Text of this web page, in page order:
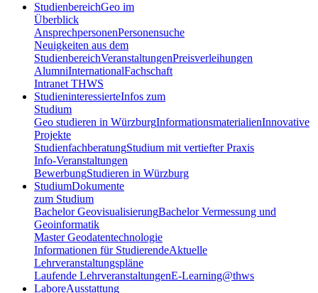
StudienbereichGeo im
Überblick
AnsprechpersonenPersonensuche
Neuigkeiten aus dem
StudienbereichVeranstaltungenPreisverleihungen
AlumniInternationalFachschaft
Intranet THWS
StudieninteressierteInfos zum
Studium
Geo studieren in WürzburgInformationsmaterialienInnovative
Projekte
StudienfachberatungStudium mit vertiefter Praxis
Info-Veranstaltungen
BewerbungStudieren in Würzburg
StudiumDokumente
zum Studium
Bachelor GeovisualisierungBachelor Vermessung und
Geoinformatik
Master Geodatentechnologie
Informationen für StudierendeAktuelle
Lehrveranstaltungspläne
Laufende LehrveranstaltungenE-Learning@thws
LaboreAusstattung